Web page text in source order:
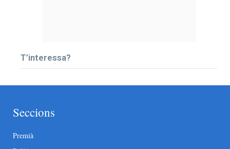
T’interessa?
Seccions
Premià